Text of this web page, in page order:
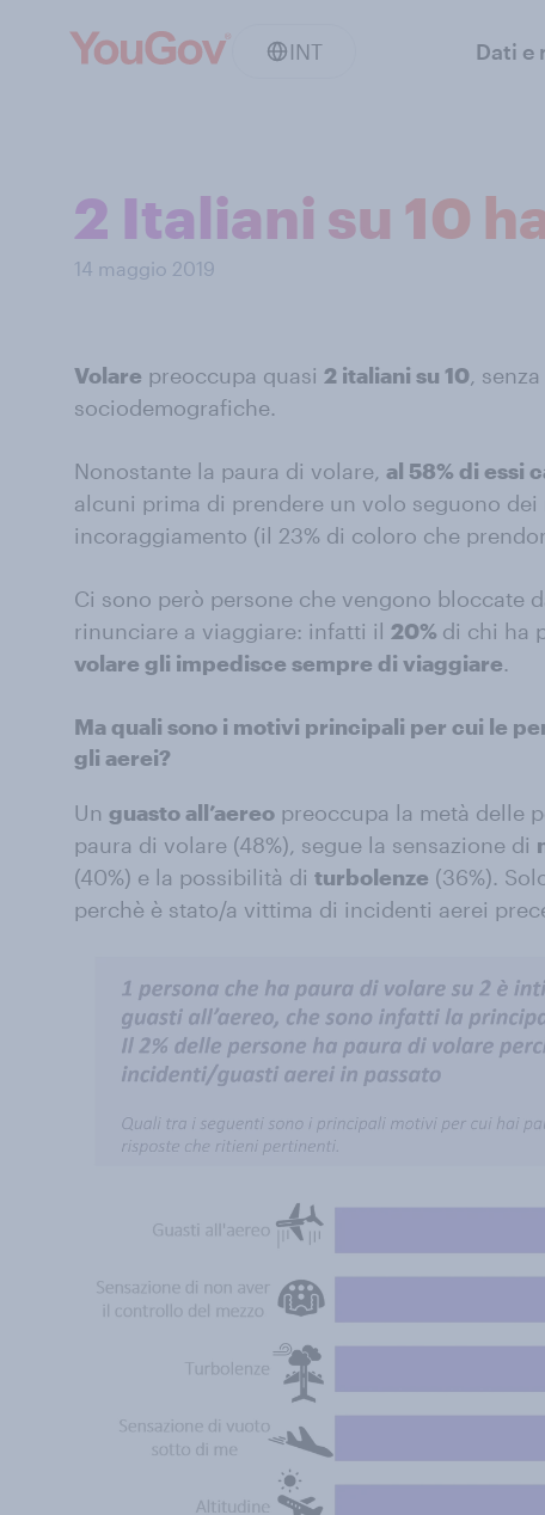
INT Dati e
2 Italiani su 10
14 maggio 2019
Volare preoccupa quasi 2 italiani su 10,
sociodemografiche.
Nonostante la paura di volare, al 58% di essi
alcuni prima di prendere un volo seguono
incoraggiamento (il 23% di coloro che
Ci sono però persone che vengono bloccate
rinunciare a viaggiare: infatti il 20% di chi ha
volare gli impedisce sempre di viaggiare.
Ma quali sono i motivi principali per cui le
gli aerei?
Un guasto all’aereo preoccupa la metà delle
paura di volare (48%), segue la sensazione di
(40%) e la possibilità di turbolenze (36%).
perchè è stato/a vittima di incidenti aerei